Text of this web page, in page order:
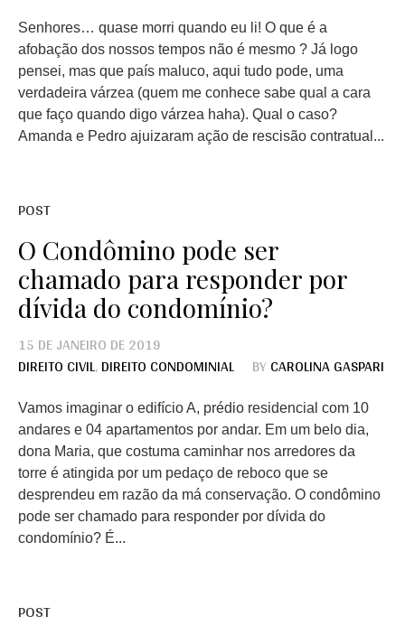
Senhores… quase morri quando eu li! O que é a
afobação dos nossos tempos não é mesmo ? Já logo
pensei, mas que país maluco, aqui tudo pode, uma
verdadeira várzea (quem me conhece sabe qual a cara
que faço quando digo várzea haha). Qual o caso?
Amanda e Pedro ajuizaram ação de rescisão contratual...
POST
O Condômino pode ser
chamado para responder por
dívida do condomínio?
15 DE JANEIRO DE 2019
DIREITO CIVIL,DIREITO CONDOMINIAL BYCAROLINA GASPARI
Vamos imaginar o edifício A, prédio residencial com 10
andares e 04 apartamentos por andar. Em um belo dia,
dona Maria, que costuma caminhar nos arredores da
torre é atingida por um pedaço de reboco que se
desprendeu em razão da má conservação. O condômino
pode ser chamado para responder por dívida do
condomínio? É...
POST